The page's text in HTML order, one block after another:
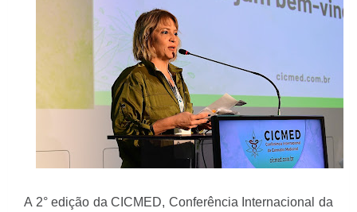
A 2° edição da CICMED, Conferência Internacional da